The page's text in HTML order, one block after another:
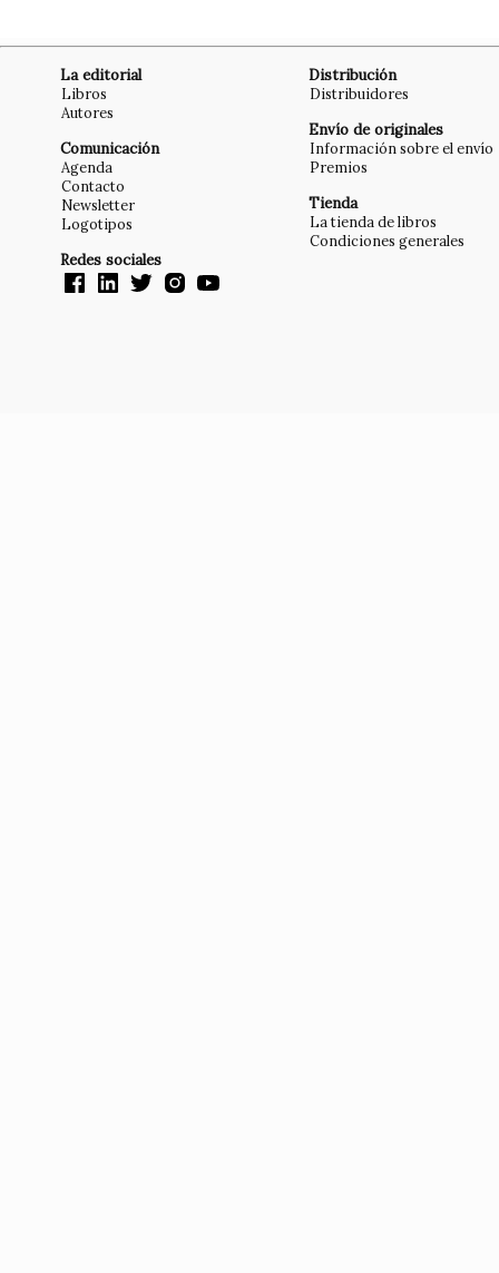
La editorial
Libros
Autores
Comunicación
Agenda
Contacto
Newsletter
Logotipos
Redes sociales
Distribución
Distribuidores
Envío de originales
Información sobre el envío
Premios
Tienda
La tienda de libros
Condiciones generales